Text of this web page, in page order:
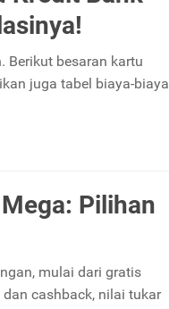
Berikut besaran kartu
juga tabel biaya-biaya
Pilihan
mulai dari gratis
cashback, nilai tukar